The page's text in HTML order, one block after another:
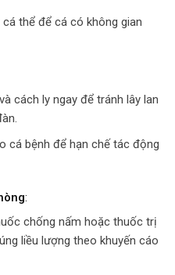
thể để cá có không gian
cách ly ngay để tránh lây lan
cá bệnh để hạn chế tác động
:
chống nấm hoặc thuốc trị
liều lượng theo khuyến cáo